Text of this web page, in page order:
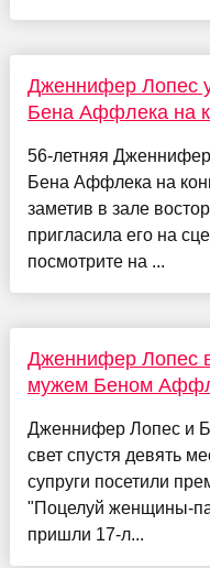
Дженнифер Лопес
Бена Аффлека на
56-летняя
Бена Аффлека на
заметив в зале
пригласила его на
посмотрите на ...
Дженнифер Лопес
мужем Беном
Дженнифер Лопес и
свет спустя девять
супруги посетили
"Поцелуй женщины-
пришли 17-л...